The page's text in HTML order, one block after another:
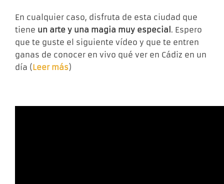
En cualquier caso, disfruta de esta ciudad que
tiene un arte y una magia muy especial . Espero
que te guste el siguiente vídeo y que te entren
ganas de conocer en vivo qué ver en Cádiz en un
día (Leer más)